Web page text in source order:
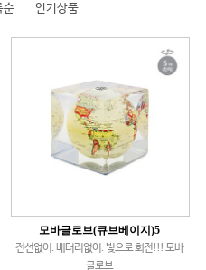
순 인기상품
모바글로브(큐브베이지)5
전선없이. 배터리없이. 빛으로 회전!!! 모바
글로브